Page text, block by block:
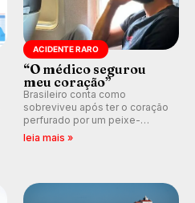
ACIDENTE RARO
“O médico segurou
meu coração”
Brasileiro conta como
sobreviveu após ter o coração
perfurado por um peixe-
agulha enquanto surfava na
leia mais »